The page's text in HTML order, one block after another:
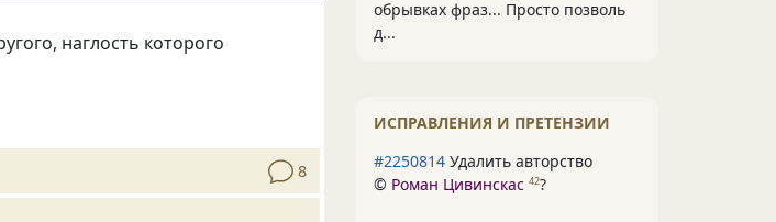
, наглость которого
8
обрывках фраз... Просто позволь
д...
ИСПРАВЛЕНИЯ И ПРЕТЕНЗИИ
#2250814 Удалить авторство
© Роман Цивинскас 42?